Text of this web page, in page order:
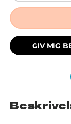
GIV MIG